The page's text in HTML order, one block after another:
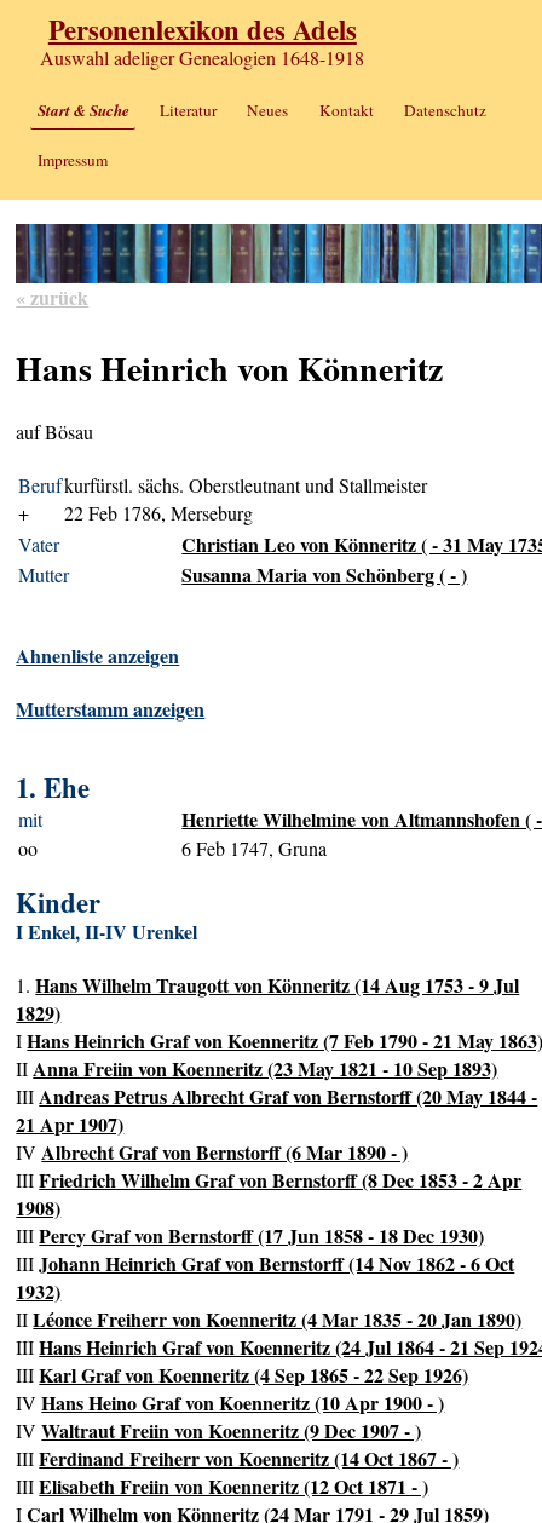
Personenlexikon des Adels
Auswahl adeliger Genealogien 1648-1918
Start & Suche Literatur Neues Kontakt Datenschutz
Impressum
« zurück
Hans Heinrich von Könneritz
auf Bösau
Berufkurfürstl. sächs. Oberstleutnant und Stallmeister
+
22 Feb 1786, Merseburg
Vater
Christian Leo von Könneritz ( - 31 May
Mutter Susanna Maria von Schönberg ( - )
Ahnenliste anzeigen
Mutterstamm anzeigen
1. Ehe
mit Henriette Wilhelmine von Altmannshofen (
oo 6 Feb 1747, Gruna
Kinder
I Enkel, II-IV Urenkel
1.Hans Wilhelm Traugott von Könneritz (14 Aug 1753 - 9 Jul
1829)
IHans Heinrich Graf von Koenneritz (7 Feb 1790 - 21 May
IIAnna Freiin von Koenneritz (23 May 1821 - 10 Sep 1893)
IIIAndreas Petrus Albrecht Graf von Bernstorff (20 May 1844 -
21 Apr 1907)
IVAlbrecht Graf von Bernstorff (6 Mar 1890 - )
IIIFriedrich Wilhelm Graf von Bernstorff (8 Dec 1853 - 2 Apr
1908)
IIIPercy Graf von Bernstorff (17 Jun 1858 - 18 Dec 1930)
IIIJohann Heinrich Graf von Bernstorff (14 Nov 1862 - 6 Oct
1932)
IILéonce Freiherr von Koenneritz (4 Mar 1835 - 20 Jan 1890)
IIIHans Heinrich Graf von Koenneritz (24 Jul 1864 - 21 Sep
IIIKarl Graf von Koenneritz (4 Sep 1865 - 22 Sep 1926)
IVHans Heino Graf von Koenneritz (10 Apr 1900 - )
IVWaltraut Freiin von Koenneritz (9 Dec 1907 - )
IIIFerdinand Freiherr von Koenneritz (14 Oct 1867 - )
IIIElisabeth Freiin von Koenneritz (12 Oct 1871 - )
ICarl Wilhelm von Könneritz (24 Mar 1791 - 29 Jul 1859)